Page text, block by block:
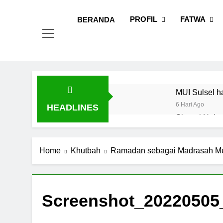
BERANDA
PROFIL FATWA
HEADLINES
MUI Sulsel
6 Hari Ago
Sinergi
Fatwa
Tingkatkan
Dari Vaksin
MUI Sulsel
Home Khutbah Ramadan sebagai Madrasah